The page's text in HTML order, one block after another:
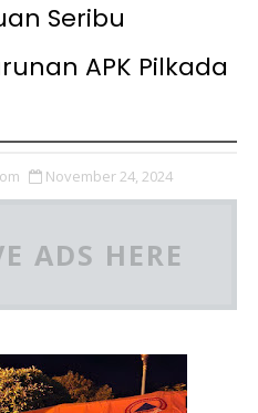
Seribu
APK Pilkada
November 24, 2024
ADS HERE